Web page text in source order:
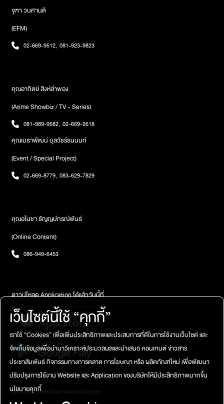
จุฑา วนศานติ
(EFM)
02-669-9512, 081-923-9823
คุณอาทิตย์ สิงห์ลำพอง
(Atime Showbiz / TV - Series)
081-989-9582, 02-669-9518
คุณเมธาพัฒน์ บุลวัชร์ธนนนท์
(Event / Special Project)
02-669-8779, 083-629-7829
คุณอโนชา ธัญญปกรณ์พันธ์
(Online Content)
086-949-6453
ดาวน์โหลด Application ได้แล้ววันนี้ที่
ติดต่อสอบถาม / แจ้งปัญหาการใช้งาน
atimeplatform@atimemedia.com
เว็บไซต์นี้ใช้ “คุกกี้”
เราใช้ “Cookies” เพื่อเพิ่มประสิทธิภาพและประสบการที่ดีในการใช้งานเว็บไซต์ และ
จัดเก็บข้อมูลเพื่อนำมาวิเคราะห์ประมวลผลและนำเสนอ คอนเทนต์ ข่าวสาร
ประชาสัมพันธ์ กิจกรรมทางการตลาด การโฆษณา หรือ ผลิตภัณฑ์ใหม่ เพื่อพัฒนา
ปรับปรุงการใช้งาน Website และ Application ของบริษัทให้มีประสิทธิภาพมากขึ้น
นโยบายคุกกี้